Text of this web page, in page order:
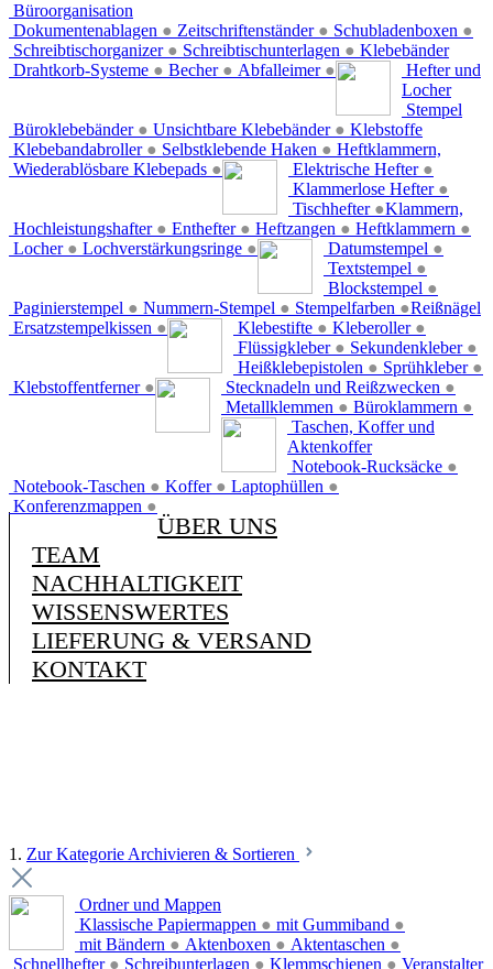
Büroorganisation
Dokumentenablagen ● Zeitschriftenständer ● Schubladenboxen ●
Schreibtischorganizer ● Schreibtischunterlagen ●
Drahtkorb-Systeme ● Becher ● Abfalleimer ●
Klebebänder
Büroklebebänder ● Unsichtbare Klebebänder ●
Klebebandabroller ● Selbstklebende Haken ●
Wiederablösbare Klebepads ●
Hefter und
Locher
Elektrische Hefter ●
Klammerlose Hefter ●
Tischhefter ●
Hochleistungshafter ● Enthefter ● Heftzangen ● Heftklammern ●
Locher ● Lochverstärkungsringe ●
Stempel
Datumstempel ●
Textstempel ●
Blockstempel ●
Paginierstempel ● Nummern-Stempel ● Stempelfarben ●
Ersatzstempelkissen ●
Klebstoffe
Klebestifte ● Kleberoller ●
Flüssigkleber ● Sekundenkleber ●
Heißklebepistolen ● Sprühkleber ●
Klebstoffentferner ●
Heftklammern,
Klammern,
Reißnägel
Stecknadeln und Reißzwecken ●
Metallklemmen ● Büroklammern ●
Taschen, Koffer und
Aktenkoffer
Notebook-Rucksäcke ●
Notebook-Taschen ● Koffer ● Laptophüllen ●
Konferenzmappen ●
ÜBER UNS
TEAM
NACHHALTIGKEIT
WISSENSWERTES
LIEFERUNG & VERSAND
KONTAKT
1. Zur Kategorie Archivieren & Sortieren
Ordner und Mappen
Klassische Papiermappen ● mit Gummiband ●
mit Bändern ● Aktenboxen ● Aktentaschen ●
Schnellhefter ● Schreibunterlagen ● Klemmschienen ● Veranstalter